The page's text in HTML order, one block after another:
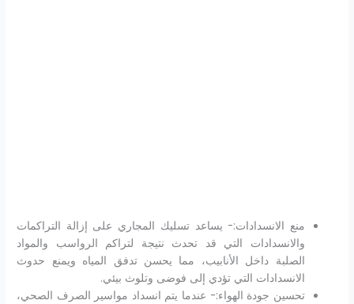
منع الانسدادات:- يساعد تسليك المجاري على إزالة التراكمات
والانسدادات التي قد تحدث نتيجة لتراكم الرواسب والمواد
الصلبة داخل الأنابيب، مما يحسن تدفق المياه ويمنع حدوث
الانسدادات التي تؤدي إلى فوضى وتلوث بيئي.
تحسين جودة الهواء:- عندما يتم انسداد مواسير الصرف الصحي،